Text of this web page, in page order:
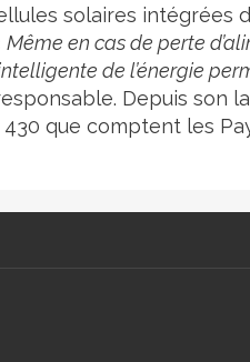
solaires intégrées
Même en cas de perte
de l’énergie
Depuis son
que comptent les